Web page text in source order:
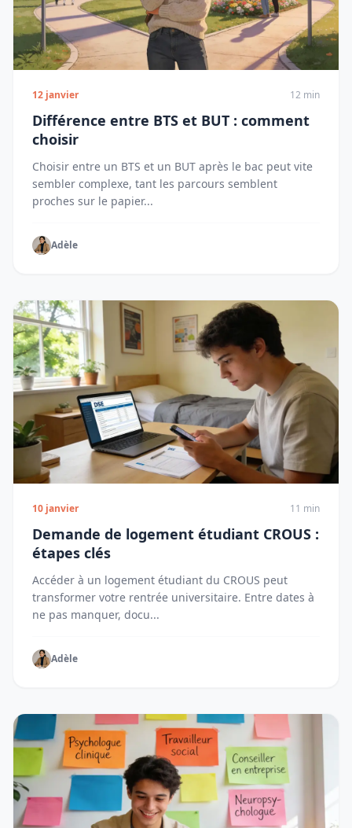
12 janvier 12 min
Différence entre BTS et BUT : comment
choisir
Choisir entre un BTS et un BUT après le bac peut vite
sembler complexe, tant les parcours semblent
proches sur le papier...
Adèle
10 janvier 11 min
Demande de logement étudiant CROUS :
étapes clés
Accéder à un logement étudiant du CROUS peut
transformer votre rentrée universitaire. Entre dates à
ne pas manquer, docu...
Adèle